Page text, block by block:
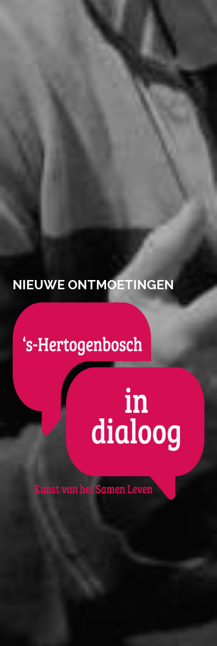
NIEUWE ONTMOETINGEN